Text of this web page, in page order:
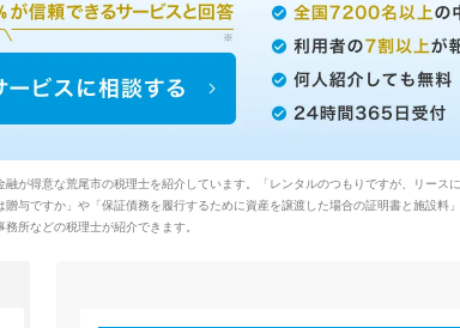
が得意な荒尾市の税理士を紹介しています。「レンタルのつもりですが、リー
与ですか」や「保証債務を履行するために資産を譲渡した場合の証明書と施設料
所などの税理士が紹介できます。